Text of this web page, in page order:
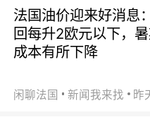
法国油价迎来好消息
回每升2欧元以下，
成本有所下降
闲聊法国 新闻我来找 昨